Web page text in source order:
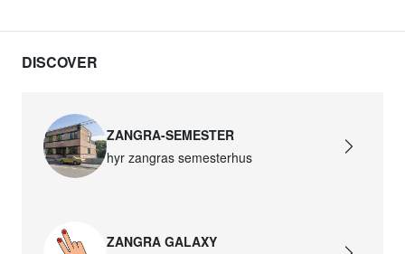
DISCOVER
ZANGRA-SEMESTER
hyr zangras semesterhus
ZANGRA GALAXY